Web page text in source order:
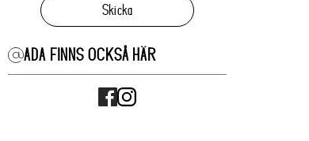
Skicka
ADA FINNS OCKSÅ HÄR